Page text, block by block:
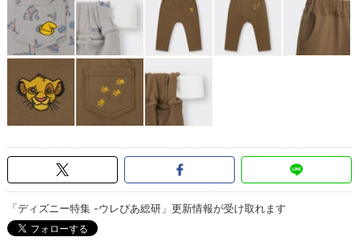
「ディズニー特集 -ウレぴあ総研」更新情報が受け取れます